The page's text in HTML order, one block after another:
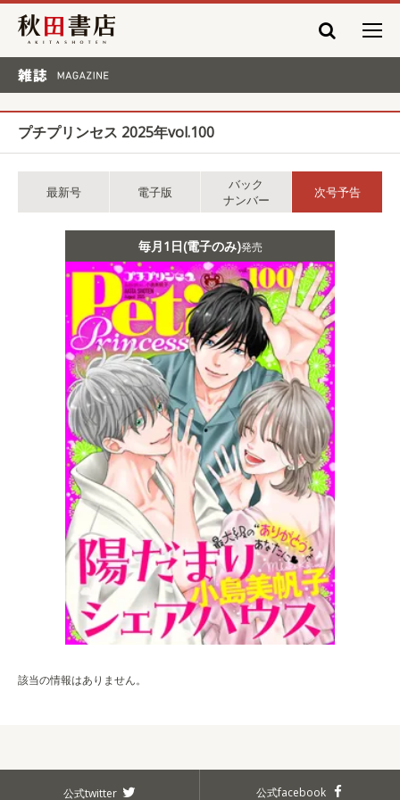
秋田書店
プチプリンセス 2025年vol.100
最新号 電子版
バック
ナンバー
次号予告
毎月1日(電子のみ)発売
該当の情報はありません。
公式twitter 公式facebook